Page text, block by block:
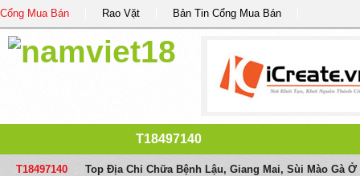
Cổng Mua Bán Rao Vặt Bản Tin Cổng Mua Bán
T18497140
T18497140 Top Địa Chỉ Chữa Bệnh Lậu, Giang Mai, Sùi Mào Gà Ở